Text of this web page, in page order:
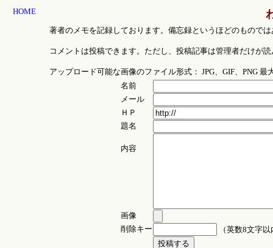
HOME
著者のメモを記録しております。備忘録というほどのもので
コメントは投稿できます。ただし、投稿記事は管理者だけが
アップロード可能な画像のファイル形式： JPG、GIF、PNG
名前
メール
ＨＰ
題名
内容
画像
削除キー
（英数8文字以